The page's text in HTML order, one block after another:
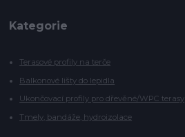
Kategorie
Terasové profily na terče
Balkonové lišty do lepidla
Ukončovací profily pro dřevěné/WPC terasy
Tmely, bandáže, hydroizolace